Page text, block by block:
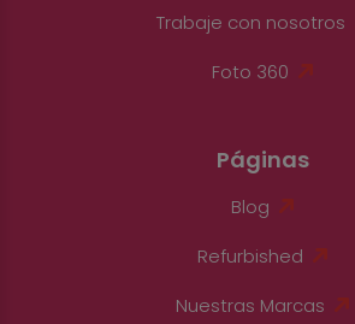
Trabaje con nosotros
Foto 360
Páginas
Blog
Refurbished
Nuestras Marcas